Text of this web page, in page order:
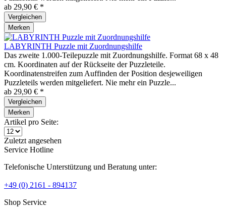
ab 29,90 € *
Vergleichen
Merken
LABYRINTH Puzzle mit Zuordnungshilfe
Das zweite 1.000-Teilepuzzle mit Zuordnungshilfe. Format 68 x 48
cm. Koordinaten auf der Rückseite der Puzzleteile.
Koordinatenstreifen zum Auffinden der Position desjeweiligen
Puzzleteils werden mitgeliefert. Nie mehr ein Puzzle...
ab 29,90 € *
Vergleichen
Merken
Artikel pro Seite:
Zuletzt angesehen
Service Hotline
Telefonische Unterstützung und Beratung unter:
+49 (0) 2161 - 894137
Shop Service